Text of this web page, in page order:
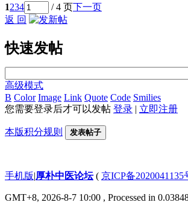
1234 / 4 页下一页
返 回
快速发帖
高级模式
B Color Image Link Quote Code Smilies
您需要登录后才可以发帖 登录 | 立即注册
本版积分规则 发表帖子
手机版|厚朴中医论坛( 京ICP备2020041135
GMT+8, 2026-8-7 10:00 , Processed in